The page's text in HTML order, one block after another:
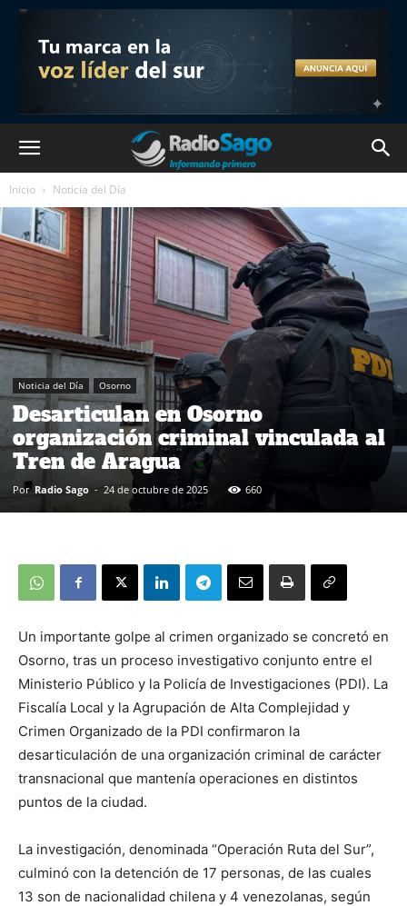
Inicio Noticia del Día
Noticia del Día Osorno
Desarticulan en Osorno
organización criminal vinculada al
Tren de Aragua
Por Radio Sago - 24 de octubre de 2025 660
Un importante golpe al crimen organizado se concretó en
Osorno, tras un proceso investigativo conjunto entre el
Ministerio Público y la Policía de Investigaciones (PDI). La
Fiscalía Local y la Agrupación de Alta Complejidad y
Crimen Organizado de la PDI confirmaron la
desarticulación de una organización criminal de carácter
transnacional que mantenía operaciones en distintos
puntos de la ciudad.
La investigación, denominada “Operación Ruta del Sur”,
culminó con la detención de 17 personas, de las cuales
13 son de nacionalidad chilena y 4 venezolanas, según